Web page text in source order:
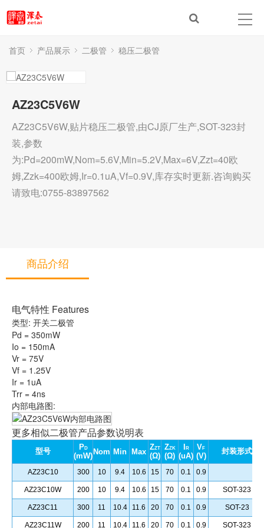
首页 产品展示 二极管 稳压二极管
AZ23C5V6W
AZ23C5V6W,贴片稳压二极管,由CJ原厂生产,SOT-323封
装,参数
为:Pd=200mW,Nom=5.6V,Min=5.2V,Max=6V,Zzt=40欧
姆,Zzk=400欧姆,Ir=0.1uA,Vf=0.9V,库存实时更新.咨询购买
请致电:0755-83897562
商品介绍
电气特性 Features
类型: 开关二极管
Pd = 350mW
Io = 150mA
Vr = 75V
Vf = 1.25V
Ir = 1uA
Trr = 4ns
内部电路图:
更多相似二极管产品参数说明表